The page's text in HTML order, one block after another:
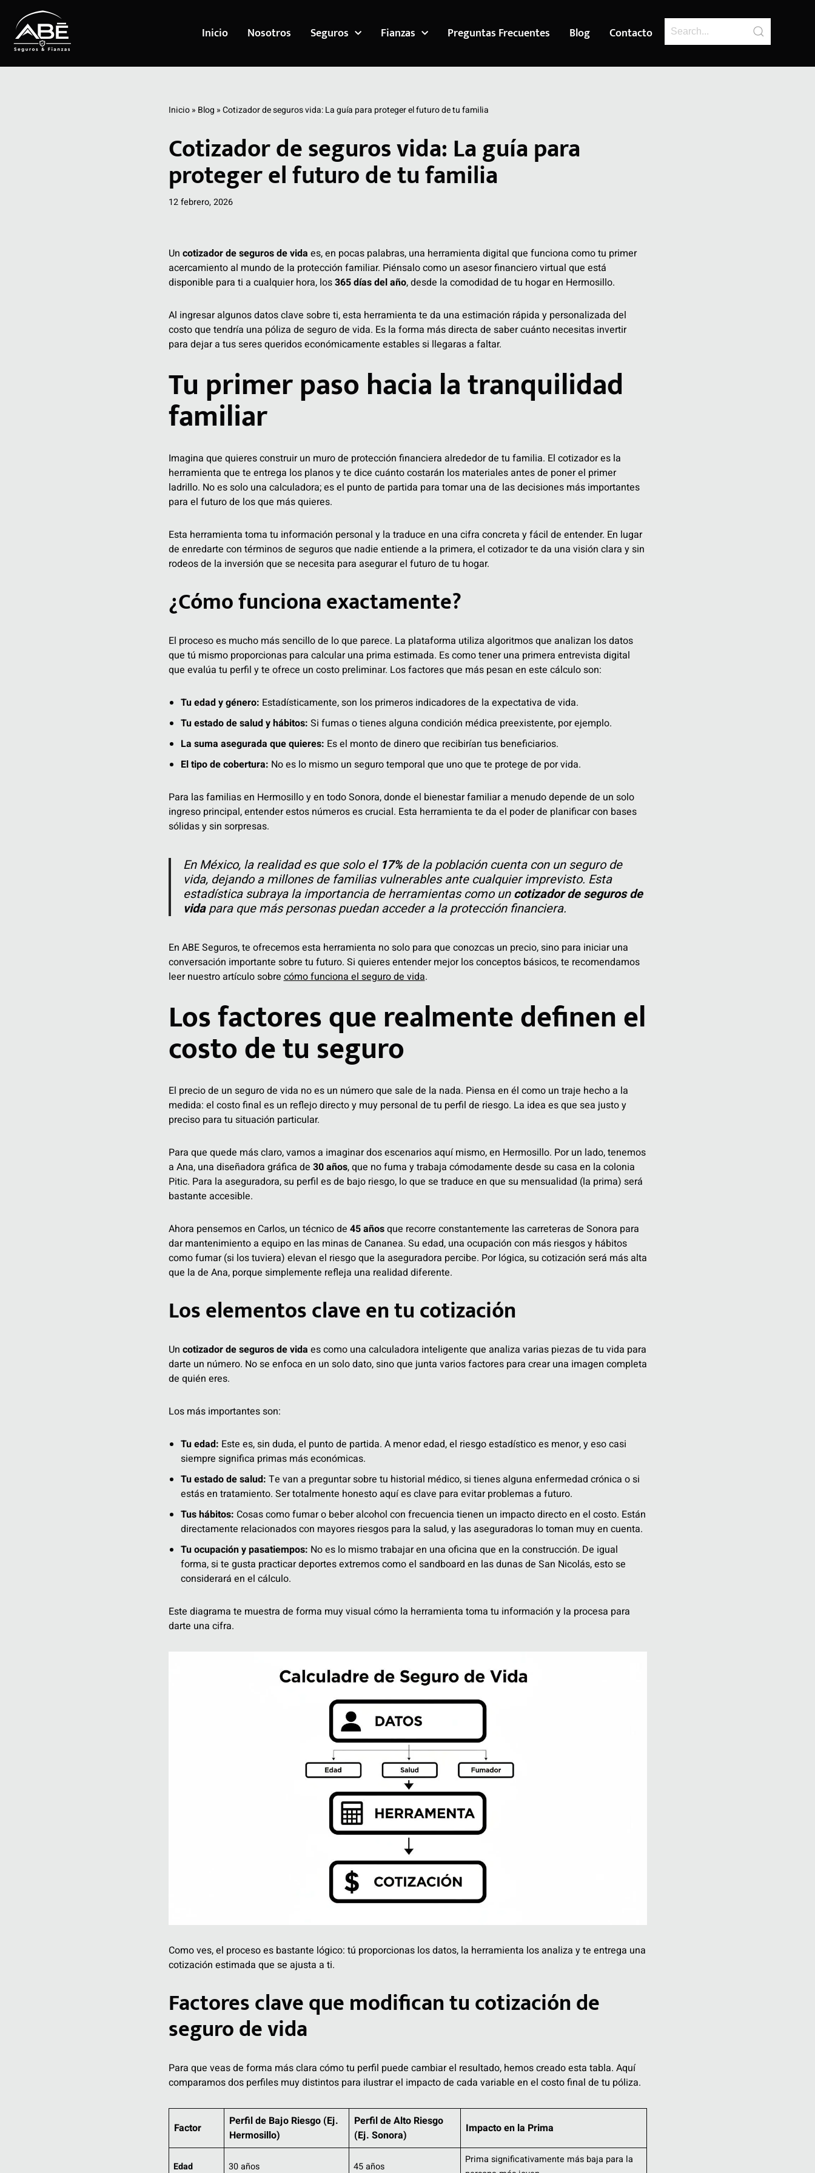
Saltar
al
Inicio Nosotros Seguros Fianzas Preguntas Frecuentes Blog Contacto
Inicio» Blog »Cotizador de seguros vida: La guía para proteger el futuro de tu familia
Cotizador de seguros vida: La guía para
proteger el futuro de tu familia
12 febrero, 2026
Un cotizador de seguros de vida es, en pocas palabras, una herramienta digital que funciona como tu primer
acercamiento al mundo de la protección familiar. Piénsalo como un asesor financiero virtual que está
disponible para ti a cualquier hora, los365 días del año, desde la comodidad de tu hogar en Hermosillo.
Al ingresar algunos datos clave sobre ti, esta herramienta te da una estimación rápida y personalizada del
costo que tendría una póliza de seguro de vida. Es la forma más directa de saber cuánto necesitas invertir
para dejar a tus seres queridos económicamente estables si llegaras a faltar.
Tu primer paso hacia la tranquilidad
familiar
Imagina que quieres construir un muro de protección financiera alrededor de tu familia. El cotizador es la
herramienta que te entrega los planos y te dice cuánto costarán los materiales antes de poner el primer
ladrillo. No es solo una calculadora; es el punto de partida para tomar una de las decisiones más importantes
para el futuro de los que más quieres.
Esta herramienta toma tu información personal y la traduce en una cifra concreta y fácil de entender. En lugar
de enredarte con términos de seguros que nadie entiende a la primera, el cotizador te da una visión clara y sin
rodeos de la inversión que se necesita para asegurar el futuro de tu hogar.
¿Cómo funciona exactamente?
El proceso es mucho más sencillo de lo que parece. La plataforma utiliza algoritmos que analizan los datos
que tú mismo proporcionas para calcular una prima estimada. Es como tener una primera entrevista digital
que evalúa tu perfil y te ofrece un costo preliminar. Los factores que más pesan en este cálculo son:
Tu edad y género: Estadísticamente, son los primeros indicadores de la expectativa de vida.
Tu estado de salud y hábitos: Si fumas o tienes alguna condición médica preexistente, por ejemplo.
La suma asegurada que quieres: Es el monto de dinero que recibirían tus beneficiarios.
El tipo de cobertura: No es lo mismo un seguro temporal que uno que te protege de por vida.
Para las familias en Hermosillo y en todo Sonora, donde el bienestar familiar a menudo depende de un solo
ingreso principal, entender estos números es crucial. Esta herramienta te da el poder de planificar con bases
sólidas y sin sorpresas.
En México, la realidad es que solo el 17%de la población cuenta con un seguro de
vida, dejando a millones de familias vulnerables ante cualquier imprevisto. Esta
estadística subraya la importancia de herramientas como uncotizador de seguros de
vidapara que más personas puedan acceder a la protección financiera.
En ABE Seguros, te ofrecemos esta herramienta no solo para que conozcas un precio, sino para iniciar una
conversación importante sobre tu futuro. Si quieres entender mejor los conceptos básicos, te recomendamos
leer nuestro artículo sobrecómo funciona el seguro de vida.
Los factores que realmente definen el
costo de tu seguro
El precio de un seguro de vida no es un número que sale de la nada. Piensa en él como un traje hecho a la
medida: el costo final es un reflejo directo y muy personal de tu perfil de riesgo. La idea es que sea justo y
preciso para tu situación particular.
Para que quede más claro, vamos a imaginar dos escenarios aquí mismo, en Hermosillo. Por un lado, tenemos
a Ana, una diseñadora gráfica de 30 años, que no fuma y trabaja cómodamente desde su casa en la colonia
Pitic. Para la aseguradora, su perfil es de bajo riesgo, lo que se traduce en que su mensualidad (la prima) será
bastante accesible.
Ahora pensemos en Carlos, un técnico de 45 añosque recorre constantemente las carreteras de Sonora para
dar mantenimiento a equipo en las minas de Cananea. Su edad, una ocupación con más riesgos y hábitos
como fumar (si los tuviera) elevan el riesgo que la aseguradora percibe. Por lógica, su cotización será más alta
que la de Ana, porque simplemente refleja una realidad diferente.
Los elementos clave en tu cotización
Un cotizador de seguros de vida es como una calculadora inteligente que analiza varias piezas de tu vida para
darte un número. No se enfoca en un solo dato, sino que junta varios factores para crear una imagen completa
de quién eres.
Los más importantes son:
Tu edad: Este es, sin duda, el punto de partida. A menor edad, el riesgo estadístico es menor, y eso casi
siempre significa primas más económicas.
Tu estado de salud: Te van a preguntar sobre tu historial médico, si tienes alguna enfermedad crónica o si
estás en tratamiento. Ser totalmente honesto aquí es clave para evitar problemas a futuro.
Tus hábitos: Cosas como fumar o beber alcohol con frecuencia tienen un impacto directo en el costo. Están
directamente relacionados con mayores riesgos para la salud, y las aseguradoras lo toman muy en cuenta.
Tu ocupación y pasatiempos: No es lo mismo trabajar en una oficina que en la construcción. De igual
forma, si te gusta practicar deportes extremos como el sandboard en las dunas de San Nicolás, esto se
considerará en el cálculo.
Este diagrama te muestra de forma muy visual cómo la herramienta toma tu información y la procesa para
darte una cifra.
Como ves, el proceso es bastante lógico: tú proporcionas los datos, la herramienta los analiza y te entrega una
cotización estimada que se ajusta a ti.
Factores clave que modifican tu cotización de
seguro de vida
Para que veas de forma más clara cómo tu perfil puede cambiar el resultado, hemos creado esta tabla. Aquí
comparamos dos perfiles muy distintos para ilustrar el impacto de cada variable en el costo final de tu póliza.
Factor
Perfil de Bajo Riesgo (Ej.
Hermosillo)
Perfil de Alto Riesgo
(Ej. Sonora)
Impacto en la Prima
Edad 30 años 45 años
Prima significativamente más baja para la